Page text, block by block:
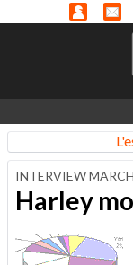
INTERVIEW
Harley